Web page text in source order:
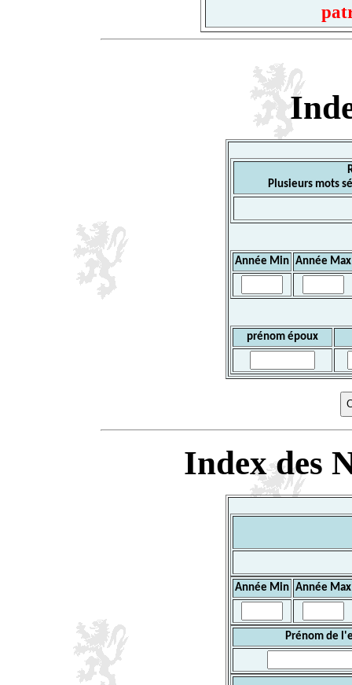
Plusieurs mots
Année Min Année Max
prénom époux
Index des
Année Min Année Max
Prénom de